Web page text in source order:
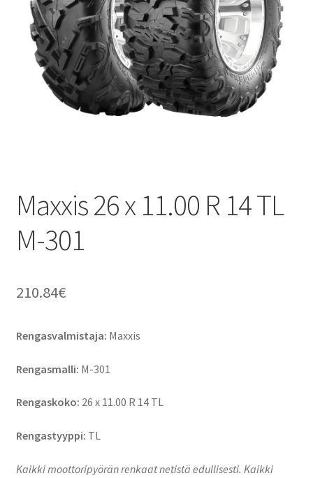
Maxxis 26 x 11.00 R 14 TL
M-301
210.84€
Rengasvalmistaja: Maxxis
Rengasmalli: M-301
Rengaskoko: 26 x 11.00 R 14 TL
Rengastyyppi: TL
Kaikki moottoripyörän renkaat netistä edullisesti. Kaikki